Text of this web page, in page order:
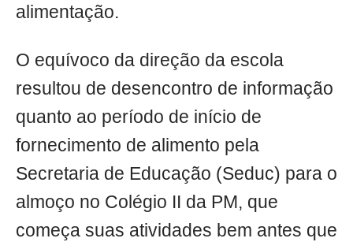
alimentação.
O equívoco da direção da escola
resultou de desencontro de informação
quanto ao período de início de
fornecimento de alimento pela
Secretaria de Educação (Seduc) para o
almoço no Colégio II da PM, que
começa suas atividades bem antes que